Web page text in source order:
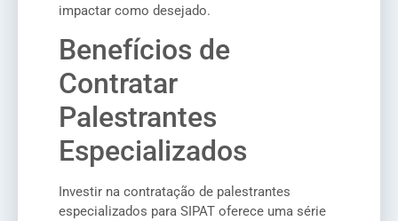
impactar como desejado.
Benefícios de
Contratar
Palestrantes
Especializados
Investir na contratação de palestrantes
especializados para SIPAT oferece uma série